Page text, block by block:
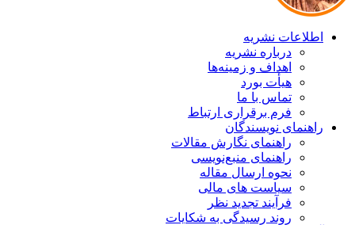
اطلاعات نشریه
درباره نشریه
اهداف و زمینه‌ها
هیأت بورد
تماس با ما
فرم برقراری ارتباط
راهنمای نویسندگان
راهنمای نگارش مقالات
راهنمای منبع‌نویسی
نحوه ارسال مقاله
سیاست های مالی
فرآیند تجدید نظر
روند رسیدگی به شکایات